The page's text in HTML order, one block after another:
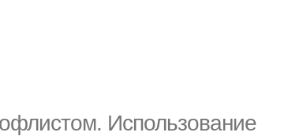
Использование